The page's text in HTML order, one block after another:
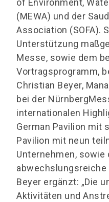
of Environment,
(MEWA) und der
Association (SOFA).
Unterstützung
Messe, sowie dem
Vortragsprogramm,
Christian Beyer,
bei der
internationalen
German Pavilion mit
Pavilion mit neun
Unternehmen, sowie
abwechslungsreiche
Beyer ergänzt: „Die
Aktivitäten und